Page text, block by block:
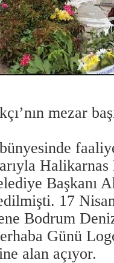
mezar
Halikarnas
Başkanı
17
Bodrum
Günü
alan açıyor.